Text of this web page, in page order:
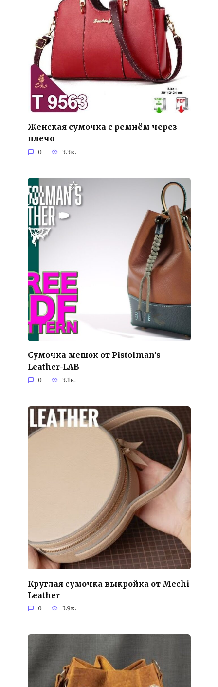
Женская сумочка с ремнём через
плечо
0 3.3к.
Сумочка мешок от Pistolman’s
Leather-LAB
0 3.1к.
Круглая сумочка выкройка от Mechi
Leather
0 3.9к.